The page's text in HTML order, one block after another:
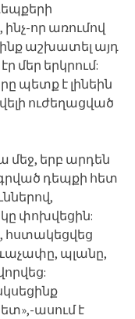
որ առումով
աշխատել այդ
մեր երկրում:
պետք է լինեին
ուժեղացված
երբ արդեն
դեպքի հետ
փոխվեցին:
պլանը,
ասում է